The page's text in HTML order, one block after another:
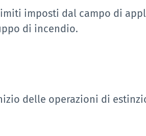
imposti dal campo di
di incendio.
delle operazioni di